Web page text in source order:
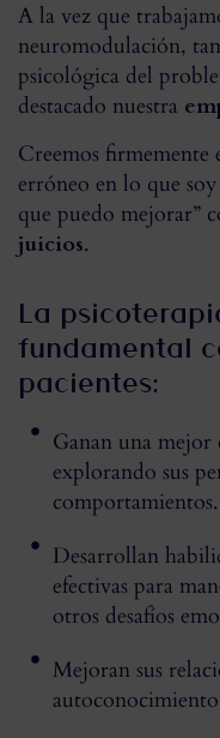
A la vez que
neuromodulación,
psicológica del
destacado nuestra
Creemos firmemente
erróneo en lo que
que puedo mejorar”
juicios.
La
fundamental
pacientes:
Ganan una mejor
explorando sus
comportamientos.
Desarrollan
efectivas para
otros desafíos
Mejoran sus